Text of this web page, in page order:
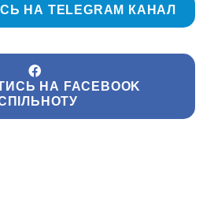
НА TELEGRAM КАНАЛ
НА FACEBOOK